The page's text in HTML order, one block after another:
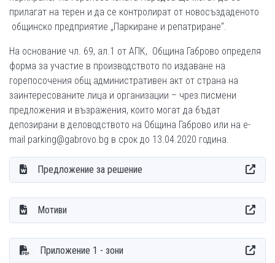
прилагат на терен и да се контролират от новосъздаденото
общинско предприятие „Паркиране и репатриране“.
На основание чл. 69, ал.1 от АПК, Община Габрово определя
форма за участие в производството по издаване на
горепосочения общ административен акт от страна на
заинтересованите лица и организации – чрез писмени
предложения и възражения, които могат да бъдат
депозирани в деловодството на Община Габрово или на e-
mail parking@gabrovo.bg в срок до 13.04.2020 година.
Предложение за решение
Мотиви
Приложение 1 - зони